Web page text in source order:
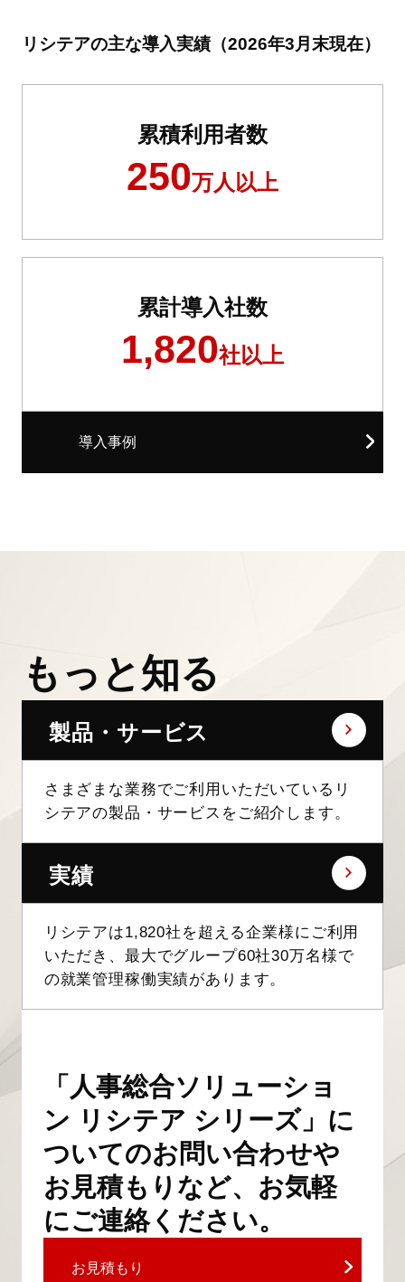
リシテアの主な導入実績（2026年3月末現在）
累積利用者数
250万人以上
累計導入社数
1,820社以上
導入事例
もっと知る
製品・サービス
さまざまな業務でご利用いただいているリ
シテアの製品・サービスをご紹介します。
実績
リシテアは1,820社を超える企業様にご利用
いただき、最大でグループ60社30万名様で
の就業管理稼働実績があります。
「人事総合ソリューショ
ン リシテア シリーズ」に
ついてのお問い合わせや
お見積もりなど、お気軽
にご連絡ください。
お見積もり